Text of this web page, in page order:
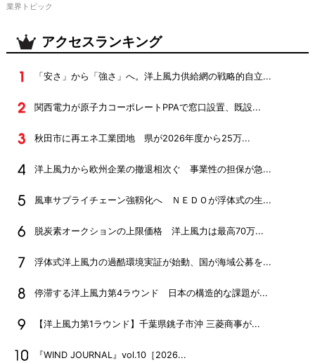
業界トピック
アクセスランキング
「安さ」から「強さ」へ。洋上風力供給網の戦略的自立...
関西電力が原子力コーポレートPPAで窓口設置、既設...
秋田市に再エネ工業団地 県が2026年度から25万...
洋上風力から欧州企業の撤退相次ぐ 事業性の担保が急...
風車サプライチェーン強靱化へ ＮＥＤＯが浮体式の生...
脱炭素オークションの上限価格 洋上風力は最高70万...
浮体式洋上風力の過酷環境実証が始動、国が海域公募を...
停滞する洋上風力第4ラウンド 日本の構造的な課題が...
【洋上風力第1ラウンド】千葉県銚子市沖 三菱商事が...
『WIND JOURNAL』vol.10［2026...